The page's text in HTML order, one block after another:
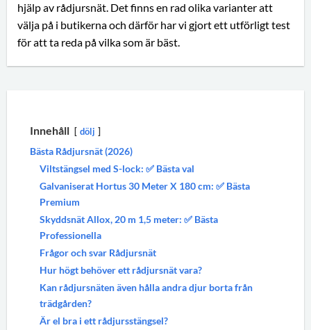
hjälp av rådjursnät. Det finns en rad olika varianter att
välja på i butikerna och därför har vi gjort ett utförligt test
för att ta reda på vilka som är bäst.
Innehåll dölj
Bästa Rådjursnät (2026)
Viltstängsel med S-lock: ✅ Bästa val
Galvaniserat Hortus 30 Meter X 180 cm: ✅ Bästa
Premium
Skyddsnät Allox, 20 m 1,5 meter: ✅ Bästa
Professionella
Frågor och svar Rådjursnät
Hur högt behöver ett rådjursnät vara?
Kan rådjursnäten även hålla andra djur borta från
trädgården?
Är el bra i ett rådjursstängsel?